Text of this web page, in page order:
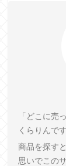
「どこに売
くらりんです
商品を探す
思いでこの